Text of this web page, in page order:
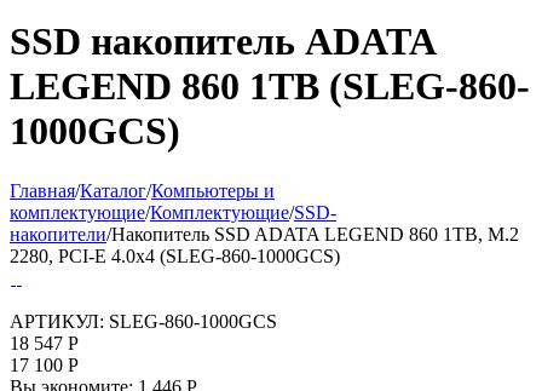
SSD накопитель ADATA
LEGEND 860 1TB (SLEG-860-
1000GCS)
Главная/Каталог/Компьютеры и
комплектующие/Комплектующие/SSD-
накопители/Накопитель SSD ADATA LEGEND 860 1TB, M.2
2280, PCI-E 4.0x4 (SLEG-860-1000GCS)
АРТИКУЛ: SLEG-860-1000GCS
18 547 Р
17 100 Р
Вы экономите: 1 446 Р